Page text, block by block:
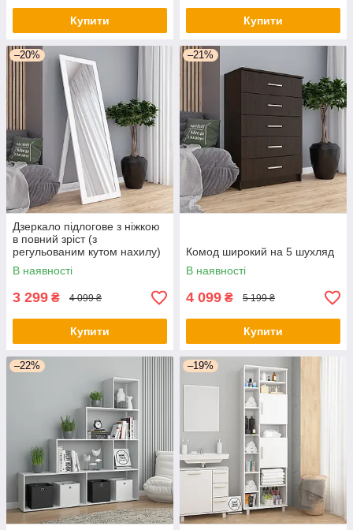
Купити Купити
–20%
Дзеркало підлогове з ніжкою
в повний зріст (з
регульованим кутом нахилу)
В наявності
3 299 ₴ 4 099 ₴
Купити
–21%
Комод широкий на 5 шухляд
В наявності
4 099 ₴ 5 199 ₴
Купити
–22% –19%